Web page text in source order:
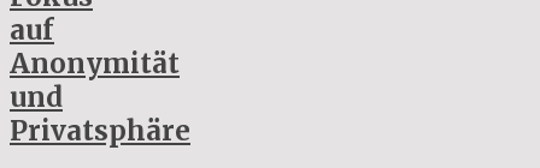
auf
Anonymität
und
Privatsphäre